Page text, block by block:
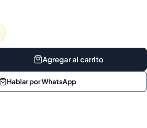
Agregar al carrito
Hablar por WhatsApp